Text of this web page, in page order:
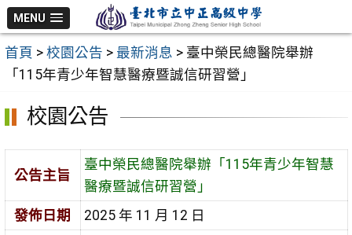
跳
至
主
MENU
首頁 > 校園公告 > 最新消息 > 臺中榮民總醫院舉辦
「115年青少年智慧醫療暨誠信研習營」
校園公告
公告主旨
臺中榮民總醫院舉辦「115年青少年智慧
醫療暨誠信研習營」
發佈日期
2025 年 11 月 12 日